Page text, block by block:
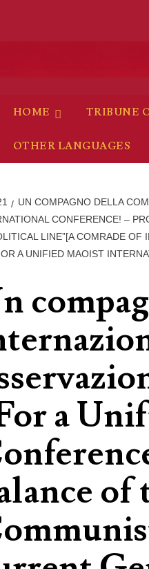
HOME TRIBUNE
OTHER LANGUAGES
UN COMPAGNO DELLA
CONFERENCE! –
LINE”[A COMRADE
A UNIFIED MAOIST
a